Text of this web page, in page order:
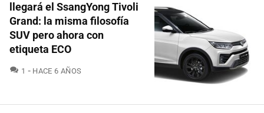
llegará el SsangYong Tivoli
Grand: la misma filosofía
SUV pero ahora con
etiqueta ECO
1 COMENTARIOS
HACE 6 AÑOS